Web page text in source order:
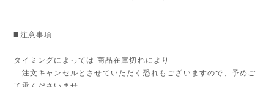
◼️注意事項
タイミングによっては 商品在庫切れにより
注文キャンセルとさせていただく恐れもございますので、予めご